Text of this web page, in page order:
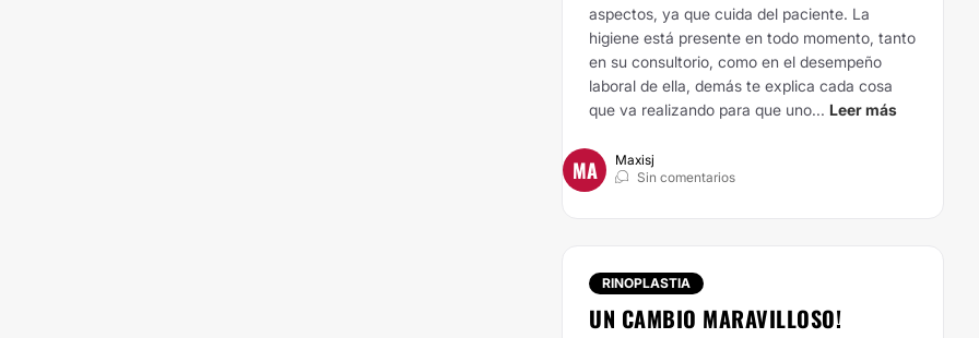
aspectos, ya que cuida del paciente. La
higiene está presente en todo momento, tanto
en su consultorio, como en el desempeño
laboral de ella, demás te explica cada cosa
que va realizando para que uno... Leer más
MA
Maxisj
Sin comentarios
RINOPLASTIA
UN CAMBIO MARAVILLOSO!